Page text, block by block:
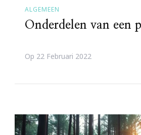
ALGEMEEN
Onderdelen van een
Op 22 Februari 2022